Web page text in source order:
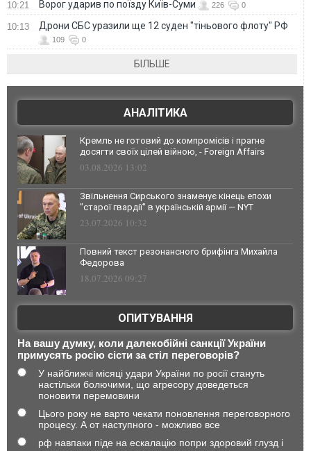
10:21 Ворог ударив по поїзду Київ-Суми 226 0
10:13 Дрони СБС уразили ще 12 суден "тіньового флоту" РФ
109 0
БІЛЬШЕ
АНАЛІТИКА
Кремль не готовий до компромісів і прагне
досягти своїх цілей війною, - Foreign Affairs
03.08.2026 13:02
Звільнення Сирського знаменує кінець епохи
"старої гвардії" в українській армії — NYT
23.07.2026 10:32
Повний текст резонансного брифінга Михайла
Федорова
18.07.2026 09:27
ОПИТУВАННЯ
На вашу думку, коли далекобійні санкції України
примусять росію сісти за стіл переговорів?
У найближчі місяці удари України по росії стануть
настільки болючими, що агресору доведеться
поновити перемовини
Цього року не варто чекати поновлення переговорного
процесу. А от наступного - можливо все
рф навпаки піде на ескалацію попри здоровий глузд і